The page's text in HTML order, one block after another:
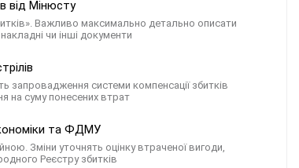
від Мінюсту
Важливо максимально детально описати
чи інші документи
запровадження системи компенсації збитків
на суму понесених втрат
та ФДМУ
Зміни уточнять оцінку втраченої вигоди,
Реєстру збитків